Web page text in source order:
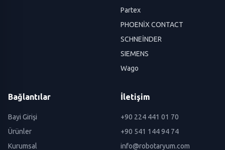
Partex
PHOENİX CONTACT
SCHNEİNDER
SIEMENS
Wago
Bağlantılar
Bayi Girişi
Ürünler
Kurumsal
İletişim
+90 224 441 01 70
+90 541 144 94 74
info@robotaryum.com